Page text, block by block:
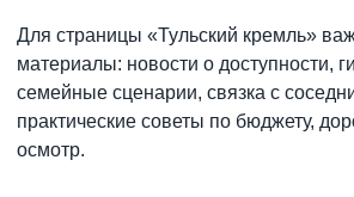
Для страницы «Тульский кремль»
материалы: новости о доступности,
семейные сценарии, связка с
практические советы по бюджету,
осмотр.